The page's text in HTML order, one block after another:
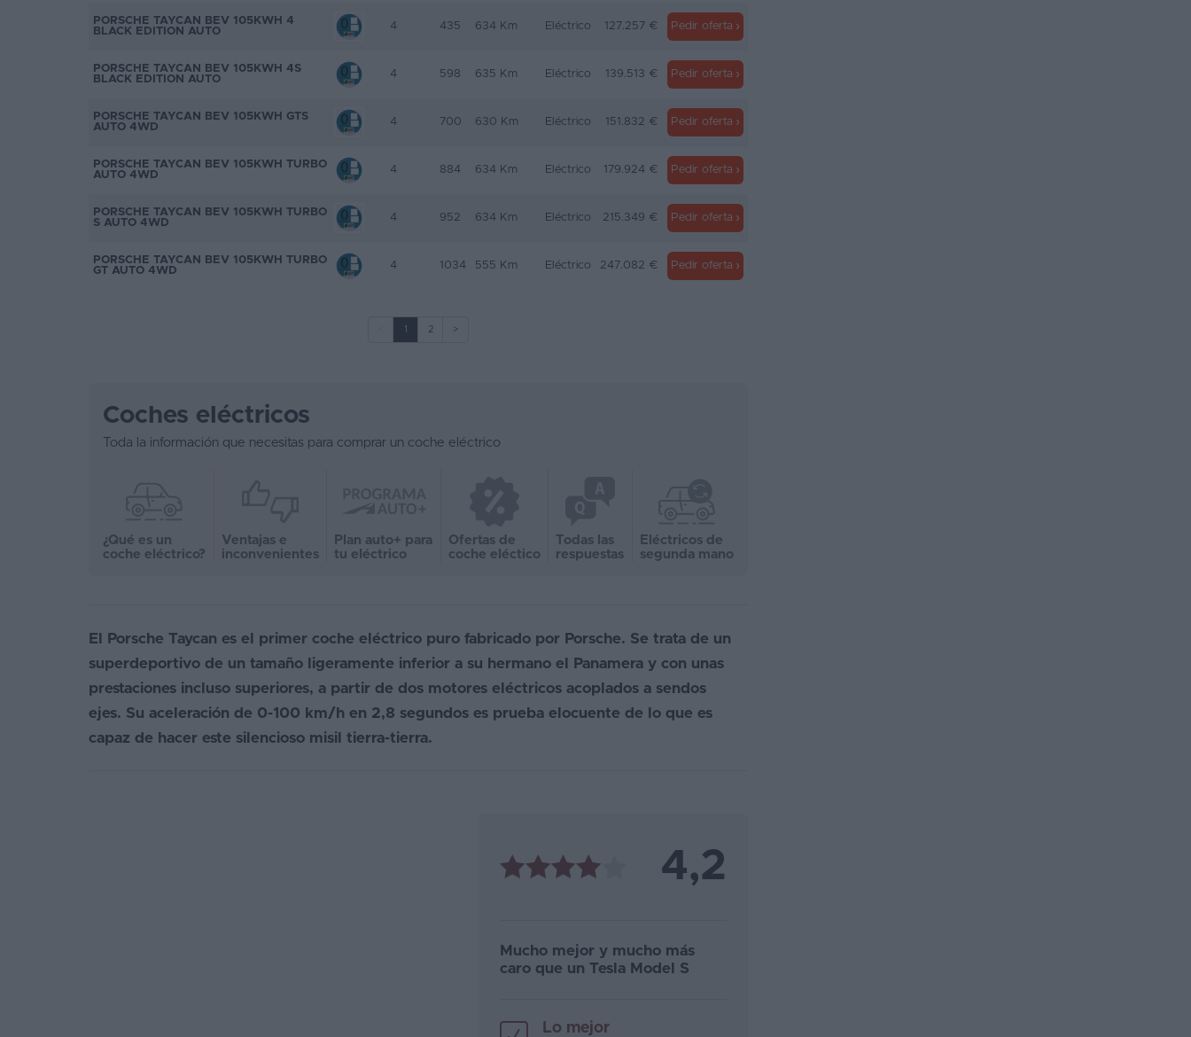
PORSCHE TAYCAN BEV 105KWH 4
BLACK EDITION AUTO
4 435 634 Km Eléctrico 127.257 € Pedir oferta
PORSCHE TAYCAN BEV 105KWH 4S
BLACK EDITION AUTO
4 598 635 Km Eléctrico 139.513 € Pedir oferta
PORSCHE TAYCAN BEV 105KWH GTS
AUTO 4WD
4 700 630 Km Eléctrico 151.832 € Pedir oferta
PORSCHE TAYCAN BEV 105KWH TURBO
AUTO 4WD
4 884 634 Km Eléctrico 179.924 € Pedir oferta
PORSCHE TAYCAN BEV 105KWH TURBO
S AUTO 4WD
4 952 634 Km Eléctrico 215.349 € Pedir oferta
PORSCHE TAYCAN BEV 105KWH TURBO
GT AUTO 4WD
4 1034 555 Km Eléctrico 247.082 € Pedir oferta
1 2 >
Coches eléctricos
Toda la información que necesitas para comprar un coche eléctrico
¿Qué es un
coche eléctrico?
Ventajas e
inconvenientes
Plan auto+ para
tu eléctrico
Ofertas de
coche eléctico
Todas las
respuestas
Eléctricos de
segunda mano
El Porsche Taycan es el primer coche eléctrico puro fabricado por Porsche. Se trata de un
superdeportivo de un tamaño ligeramente inferior a su hermano el Panamera y con unas
prestaciones incluso superiores, a partir de dos motores eléctricos acoplados a sendos
ejes. Su aceleración de 0-100 km/h en 2,8 segundos es prueba elocuente de lo que es
capaz de hacer este silencioso misil tierra-tierra.
4,2
Mucho mejor y mucho más
caro que un Tesla Model S
Lo mejor